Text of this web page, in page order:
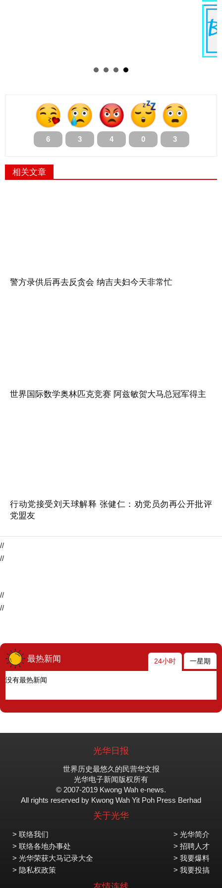
PHP Web Developer
6 3 4 0 3
相关文章
警方录供后再去反贪会 纳吉夫妇今天非常忙
世界国际数学奥林匹克竞赛 阿兹敏贺大马总冠军得主
行动党接受刘天球解释 张健仁：劝党员勿再公开批评
党盟友
//
//
//
//
最热新闻 24小时 一星期
没有最热新闻
光华日报
世界历史最悠久的民营华文报
光华电子新闻版权所有
© 2007-2019 Kwong Wah e-news.
All rights reserved by Kwong Wah Yit Poh Press Berhad
关于光华
> 联络我们
> 联络各地办事处
> 光华荣获大马记录大全
> 隐私权政策
> 光华简介
> 招聘人才
> 我要爆料
> 我要投搞